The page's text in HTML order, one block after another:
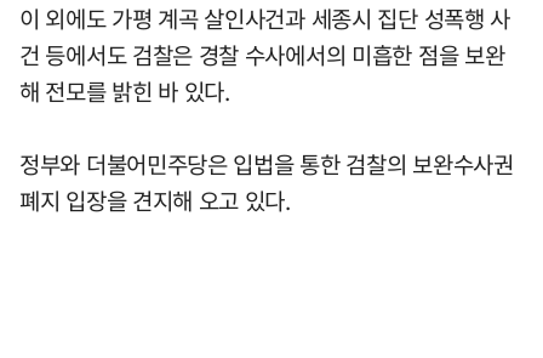
이 외에도 가평 계곡 살인사건과 세종시 집단 성폭행 사
건 등에서도 검찰은 경찰 수사에서의 미흡한 점을 보완
해 전모를 밝힌 바 있다.
정부와 더불어민주당은 입법을 통한 검찰의 보완수사권
폐지 입장을 견지해 오고 있다.